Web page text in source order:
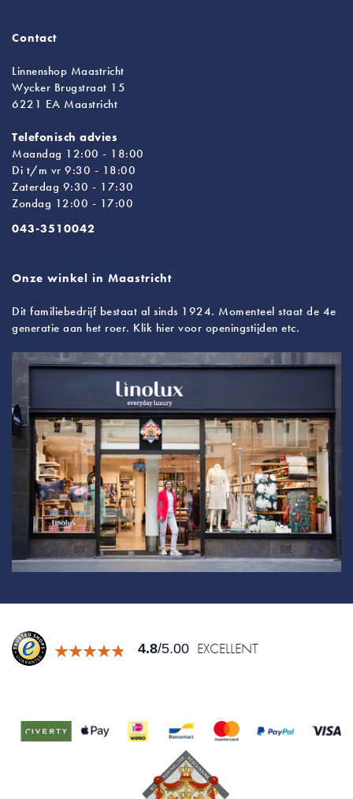
Contact
Linnenshop Maastricht
Wycker Brugstraat 15
6221 EA Maastricht
Telefonisch advies
Maandag 12:00 - 18:00
Di t/m vr 9:30 - 18:00
Zaterdag 9:30 - 17:30
Zondag 12:00 - 17:00
043-3510042
Onze winkel in Maastricht
Dit familiebedrijf bestaat al sinds 1924. Momenteel staat de 4e
generatie aan het roer. Klik hier voor openingstijden etc.
4.8/5.00 EXCELLENT